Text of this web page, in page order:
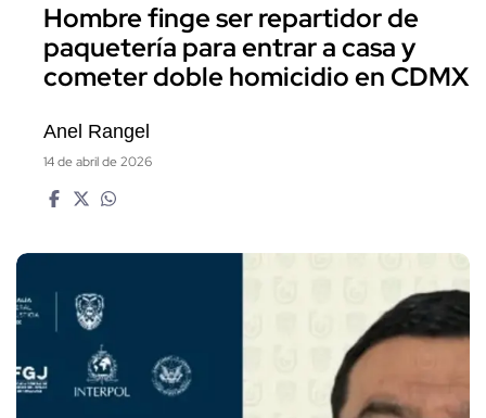
Hombre finge ser repartidor de
paquetería para entrar a casa y
cometer doble homicidio en CDMX
Anel Rangel
14 de abril de 2026